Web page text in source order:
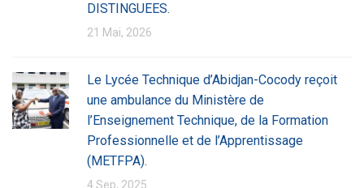
DISTINGUEES.
21 Mai, 2026
Le Lycée Technique d’Abidjan-Cocody reçoit
une ambulance du Ministère de
l’Enseignement Technique, de la Formation
Professionnelle et de l’Apprentissage
(METFPA).
4 Sep, 2025